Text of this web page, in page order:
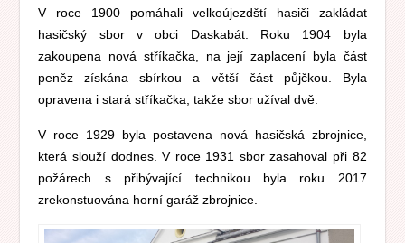
V roce 1900 pomáhali velkoújezdští hasiči zakládat
hasičský sbor v obci Daskabát. Roku 1904 byla
zakoupena nová stříkačka, na její zaplacení byla část
peněz získána sbírkou a větší část půjčkou. Byla
opravena i stará stříkačka, takže sbor užíval dvě.
V roce 1929 byla postavena nová hasičská zbrojnice,
která slouží dodnes. V roce 1931 sbor zasahoval při 82
požárech s přibývající technikou byla roku 2017
zrekonstuována horní garáž zbrojnice.